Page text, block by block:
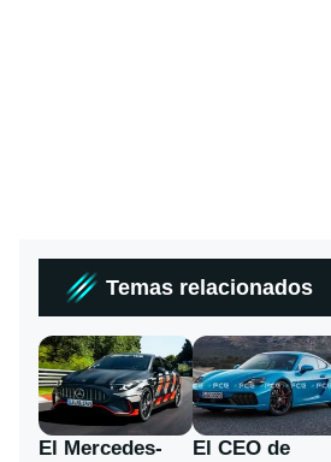
Temas relacionados
El Mercedes-
El CEO de